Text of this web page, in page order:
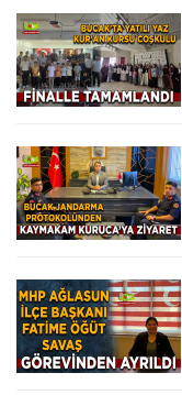
Üretim süreci
un ve ekmeklik
Ayşegül Arı,
kullanıyoruz" dedi.
240 DERECEDE
Hamurun
Yaklaşık 45
yaklaşık 16